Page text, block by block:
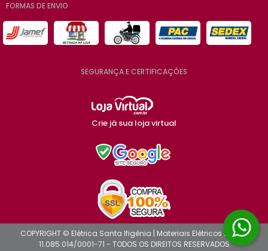
FORMAS DE ENVIO
SEGURANÇA E CERTIFICAÇÕES
Crie já sua loja virtual
COPYRIGHT © Elétrica Santa Ifigênia | Materiais Elétricos 2026 -
11.085.014/0001-71 - TODOS OS DIREITOS RESERVADOS